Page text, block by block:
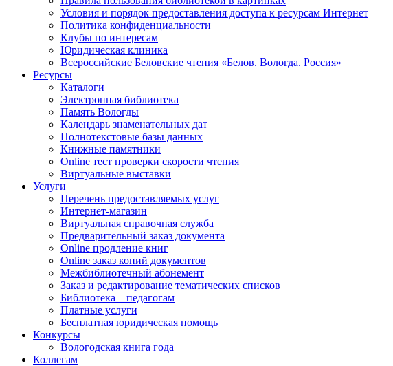
Условия и порядок предоставления доступа к ресурсам Интернет
Политика конфиденциальности
Клубы по интересам
Юридическая клиника
Всероссийские Беловские чтения «Белов. Вологда. Россия»
Ресурсы
Каталоги
Электронная библиотека
Память Вологды
Календарь знаменательных дат
Полнотекстовые базы данных
Книжные памятники
Online тест проверки скорости чтения
Виртуальные выставки
Услуги
Перечень предоставляемых услуг
Интернет-магазин
Виртуальная справочная служба
Предварительный заказ документа
Online продление книг
Online заказ копий документов
Межбиблиотечный абонемент
Заказ и редактирование тематических списков
Библиотека – педагогам
Платные услуги
Бесплатная юридическая помощь
Конкурсы
Вологодская книга года
Коллегам